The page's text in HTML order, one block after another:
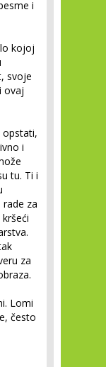
i
kojoj
svoje
ovaj
opstati,
i
tu. Ti i
za
za
Lomi
često